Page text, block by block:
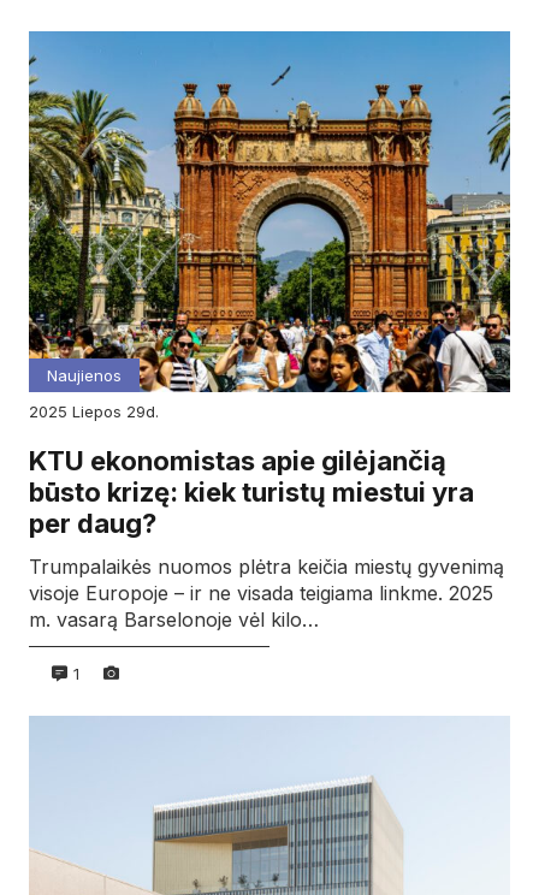
Naujienos
2025
liepos 29d.
KTU ekonomistas apie gilėjančią
būsto krizę: kiek turistų miestui yra
per daug?
Trumpalaikės nuomos plėtra keičia miestų gyvenimą
visoje Europoje – ir ne visada teigiama linkme. 2025
m. vasarą Barselonoje vėl kilo…
1